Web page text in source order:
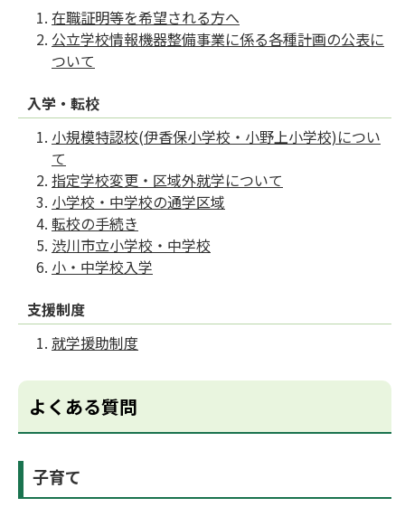
在職証明等を希望される方へ
公立学校情報機器整備事業に係る各種計画の公表に
ついて
入学・転校
小規模特認校(伊香保小学校・小野上小学校)につい
て
指定学校変更・区域外就学について
小学校・中学校の通学区域
転校の手続き
渋川市立小学校・中学校
小・中学校入学
支援制度
就学援助制度
よくある質問
子育て